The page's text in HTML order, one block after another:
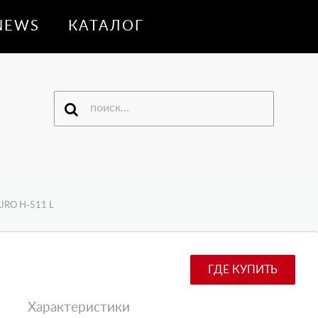
КАТАЛОГ
H-511 L
ГДЕ КУПИТЬ
Характеристики